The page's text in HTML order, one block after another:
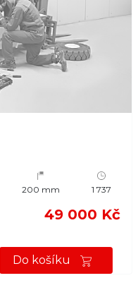
200 mm 1 737
49 000 Kč
Do košíku